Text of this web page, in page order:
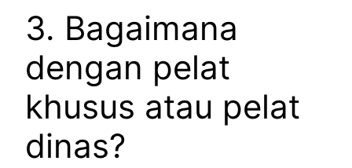
3. Bagaimana
dengan pelat
khusus atau pelat
dinas?